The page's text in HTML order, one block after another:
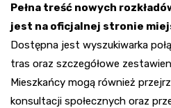
Pełna treść nowych
jest na oficjalnej stronie
Dostępna jest wyszukiwarka
tras oraz szczegółowe
Mieszkańcy mogą również
konsultacji społecznych oraz